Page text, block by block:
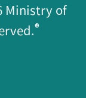
Ministry of
®